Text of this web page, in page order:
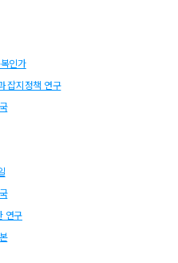
인가
잡지정책 연구
연구